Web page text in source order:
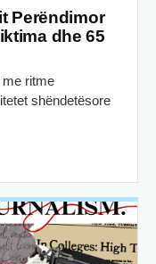
Perëndimor
dhe 65
me ritme
shëndetësore